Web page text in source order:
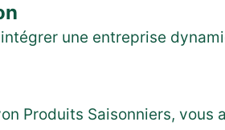
une entreprise
Produits Saisonniers,